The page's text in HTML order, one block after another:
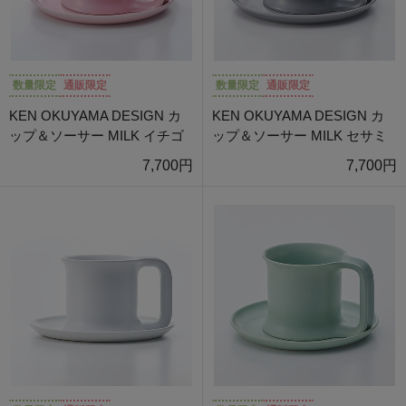
数量限定 通販限定
KEN OKUYAMA DESIGN カ
ップ＆ソーサー MILK イチゴ
7,700円
数量限定 通販限定
KEN OKUYAMA DESIGN カ
ップ＆ソーサー MILK セサミ
7,700円